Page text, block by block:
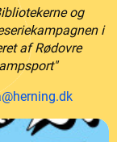
og
i
af Rødovre